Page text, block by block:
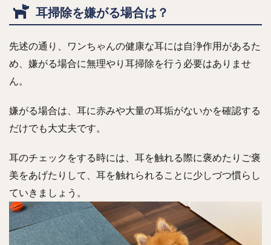
耳掃除を嫌がる場合は？
先述の通り、ワンちゃんの健康な耳には自浄作用があるた
め、嫌がる場合に無理やり耳掃除を行う必要はありませ
ん。
嫌がる場合は、耳に赤みや大量の耳垢がないかを確認する
だけでも大丈夫です。
耳のチェックをする時には、耳を触れる際に褒めたりご褒
美をあげたりして、耳を触れられることに少しづつ慣らし
ていきましょう。